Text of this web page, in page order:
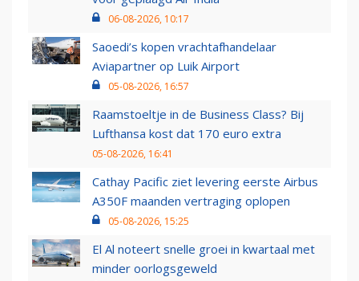
06-08-2026, 10:17
Saoedi’s kopen vrachtafhandelaar
Aviapartner op Luik Airport
05-08-2026, 16:57
Raamstoeltje in de Business Class? Bij
Lufthansa kost dat 170 euro extra
05-08-2026, 16:41
Cathay Pacific ziet levering eerste Airbus
A350F maanden vertraging oplopen
05-08-2026, 15:25
El Al noteert snelle groei in kwartaal met
minder oorlogsgeweld